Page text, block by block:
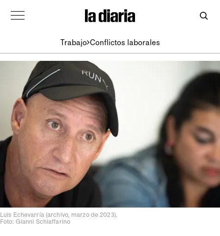
Trabajo Conflictos laborales
Luis Echevarría (archivo, marzo de 2023).
Foto: Gianni Schiaffarino